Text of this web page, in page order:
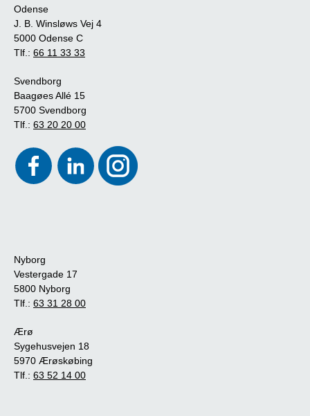
Odense
J. B. Winsløws Vej 4
5000 Odense C
Tlf.: 66 11 33 33
Svendborg
Baagøes Allé 15
5700 Svendborg
Tlf.: 63 20 20 00
Nyborg
Vestergade 17
5800 Nyborg
Tlf.: 63 31 28 00
Ærø
Sygehusvejen 18
5970 Ærøskøbing
Tlf.: 63 52 14 00